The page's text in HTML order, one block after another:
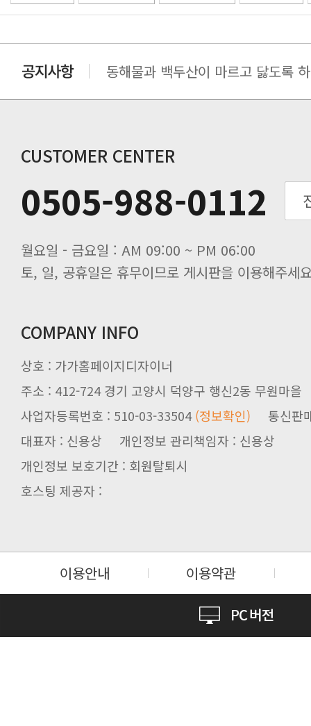
동해물과 백두산이 마르고 닳도록
동해물과 백두산이 마르고 닳도록
동해물과 백두산이 마르고 닳도록
동해물과 백두산이 마르고 닳도록
동해물과 백두산이 마르고 닳도록
CUSTOMER CENTER
0505-988-0112
월요일 - 금요일 : AM 09:00 ~ PM 06:00
토, 일, 공휴일은 휴무이므로 게시판을 이용해주세
COMPANY INFO
상호 : 가가홈페이지디자이너
주소 : 412-724 경기 고양시 덕양구 행신2동 무원마을
사업자등록번호 : 510-03-33504(정보확인) 통신판
대표자 : 신용상 개인정보 관리책임자 : 신용상
개인정보 보호기간 : 회원탈퇴시
호스팅 제공자 :
이용안내 이용약관